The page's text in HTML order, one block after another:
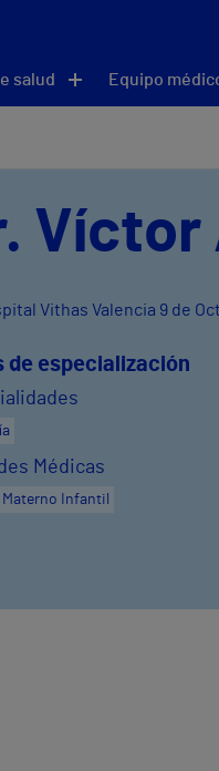
salud Equipo
Vithas Valencia 9 de
de especialización
Médicas
Infantil